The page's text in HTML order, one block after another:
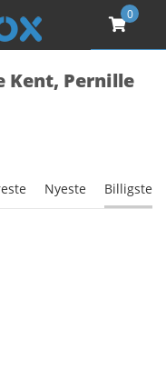
0
Kent, Pernille
Nyeste Billigste